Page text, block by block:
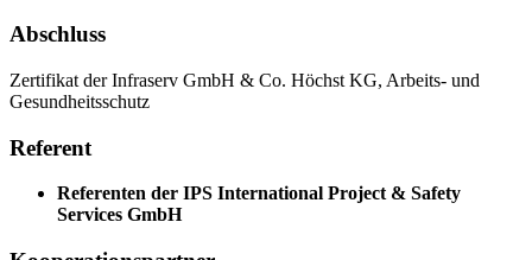
Abschluss
Zertifikat der Infraserv GmbH & Co. Höchst KG, Arbeits- und
Gesundheitsschutz
Referent
Referenten der IPS International Project & Safety
Services GmbH